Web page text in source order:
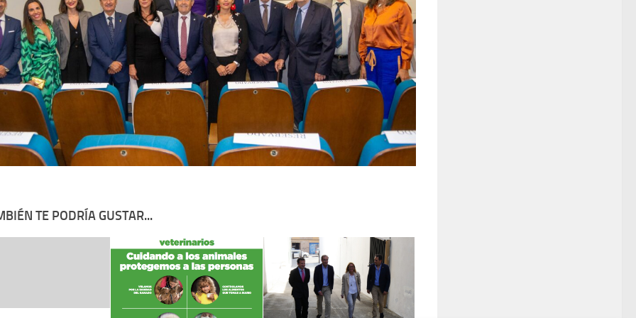
TE PODRÍA GUSTAR...